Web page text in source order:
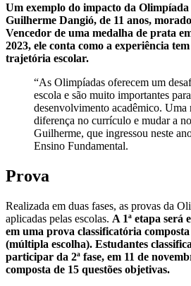
Um exemplo do impacto da
Guilherme Dangió, de 11 anos,
Vencedor de uma medalha de prata
2023, ele conta como a experiência
trajetória escolar.
“As Olimpíadas oferecem um
escola e são muito importantes
desenvolvimento acadêmico. Uma
diferença no currículo e mudar a
Guilherme, que ingressou neste
Ensino Fundamental.
Prova
Realizada em duas fases, as provas da
aplicadas pelas escolas. A 1ª etapa será
em uma prova classificatória
(múltipla escolha). Estudantes
participar da 2ª fase, em 11 de
composta de 15 questões objetivas.